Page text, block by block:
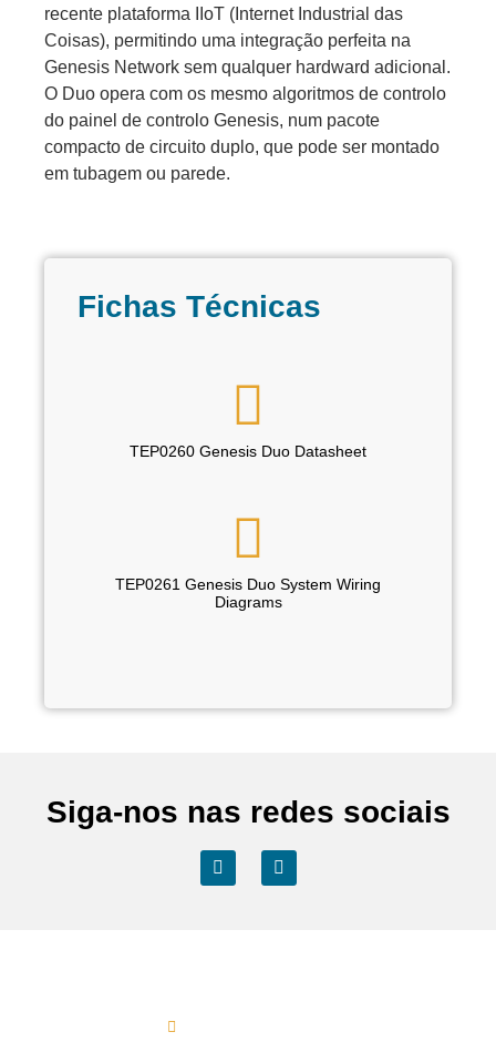
recente plataforma IIoT (Internet Industrial das
Coisas), permitindo uma integração perfeita na
Genesis Network sem qualquer hardward adicional.
O Duo opera com os mesmo algoritmos de controlo
do painel de controlo Genesis, num pacote
compacto de circuito duplo, que pode ser montado
em tubagem ou parede.
Fichas Técnicas
TEP0260 Genesis Duo Datasheet
TEP0261 Genesis Duo System Wiring
Diagrams
Siga-nos nas redes sociais